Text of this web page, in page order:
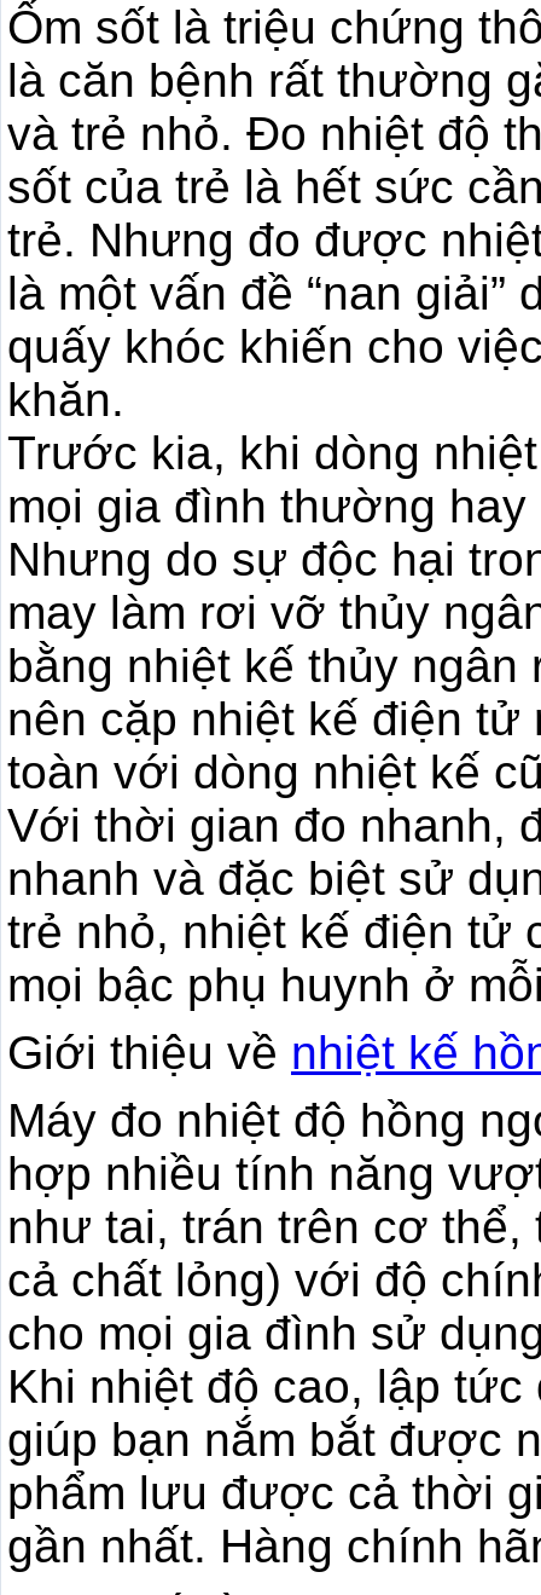
Ốm sốt là triệu chứng
là căn bệnh rất thường
và trẻ nhỏ. Đo nhiệt độ
sốt của trẻ là hết sức
trẻ. Nhưng đo được
là một vấn đề “nan
quấy khóc khiến cho
khăn.
Trước kia, khi dòng
mọi gia đình thường
Nhưng do sự độc hại
may làm rơi vỡ thủy
bằng nhiệt kế thủy ngân
nên cặp nhiệt kế điện
toàn với dòng nhiệt kế
Với thời gian đo nhanh,
nhanh và đặc biệt sử
trẻ nhỏ, nhiệt kế điện tử
mọi bậc phụ huynh ở
Giới thiệu về nhiệt kế
Máy đo nhiệt độ hồng
hợp nhiều tính năng
như tai, trán trên cơ thể,
cả chất lỏng) với độ
cho mọi gia đình sử
Khi nhiệt độ cao, lập
giúp bạn nắm bắt được
phẩm lưu được cả thời
gần nhất. Hàng chính